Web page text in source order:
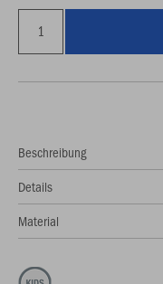
Beschreibung
Details
Material